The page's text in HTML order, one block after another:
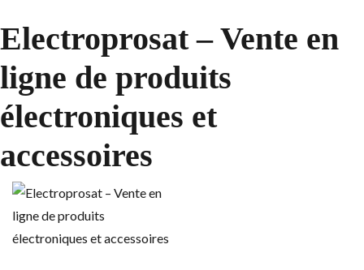
Electroprosat – Vente en
ligne de produits
électroniques et
accessoires